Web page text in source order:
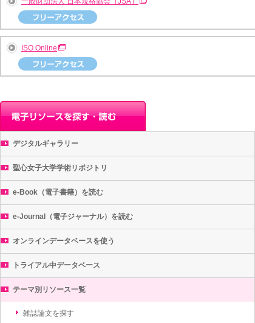
ISO Online
デジタルギャラリー
聖心女子大学学術リポジトリ
e-Book（電子書籍）を読む
e-Journal（電子ジャーナル）を読む
オンラインデータベースを使う
トライアル中データベース
テーマ別リソース一覧
雑誌論文を探す